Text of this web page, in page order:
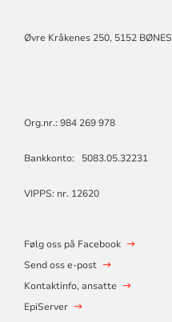
Øvre Kråkenes 250, 5152 BØNES
Org.nr.: 984 269 978
Bankkonto: 5083.05.32231
VIPPS: nr. 12620
Følg oss på Facebook
Send oss e-post
Kontaktinfo, ansatte
EpiServer